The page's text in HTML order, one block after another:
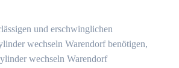
und erschwinglichen
wechseln Warendorf benötigen,
wechseln Warendorf